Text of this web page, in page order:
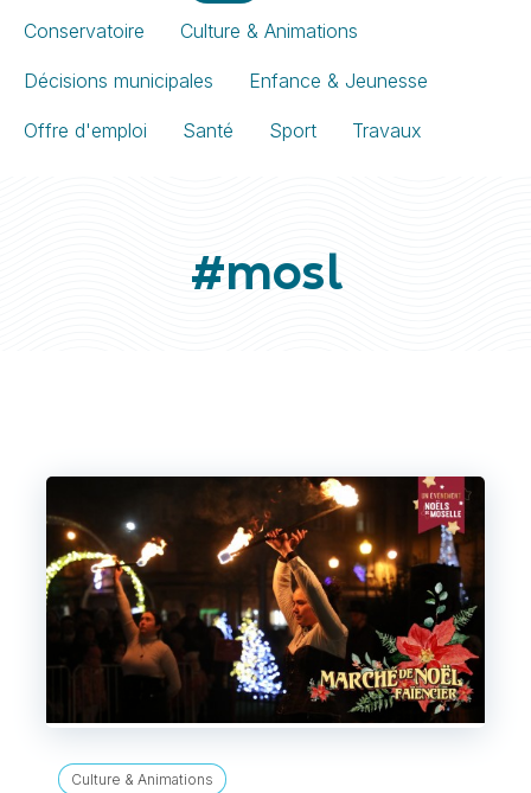
Conservatoire Culture & Animations
Décisions municipales Enfance & Jeunesse
Offre d'emploi Santé Sport Travaux
#mosl
Culture & Animations